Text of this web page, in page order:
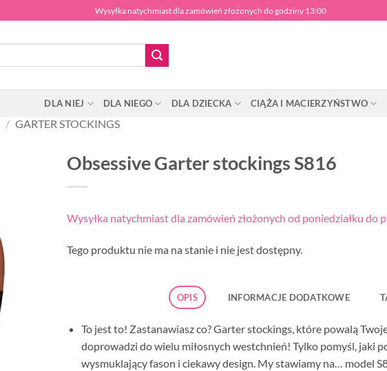
Wysyłka natychmiast dla zamówień złożonych do godziny 13:00
DLA NIEJ DLA NIEGO DLA DZIECKA CIĄŻA I MACIERZYŃSTWO
/ GARTER STOCKINGS
Obsessive Garter stockings S816
Wysyłka natychmiast dla zamówień złożonych od poniedziałku do
Tego produktu nie ma na stanie i nie jest dostępny.
OPIS INFORMACJE DODATKOWE
To jest to! Zastanawiasz co? Garter stockings, które powalą
doprowadzi do wielu miłosnych westchnień! Tylko pomyśl, jaki
wysmuklający fason i ciekawy design. My stawiamy na… model